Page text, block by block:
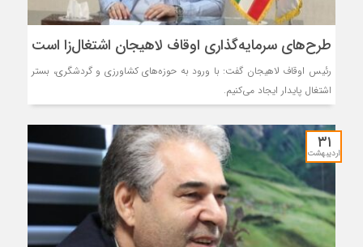
طرح‌های سرمایه‌گذاری اوقاف لاهیجان اشتغال‌زا است
رئیس اوقاف لاهیجان گفت: با ورود به حوزه‌های کشاورزی و گردشگری، بستر
اشتغال پایدار ایجاد می‌کنیم.
۳۱
اردیبهشت